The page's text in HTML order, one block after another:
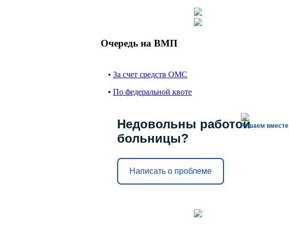
Очередь на ВМП
• За счет средств ОМС
• По федеральной квоте
Решаем вместе
Недовольны работой
больницы?
Написать о проблеме